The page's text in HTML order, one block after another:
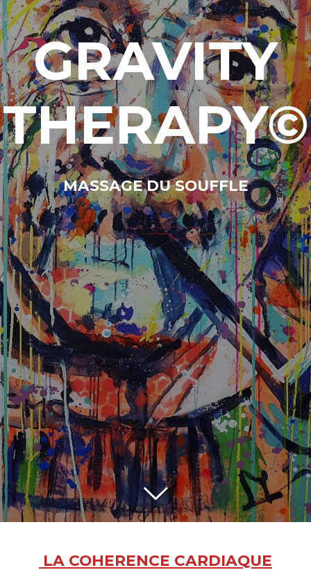
GRAVITY
THERAPY©
MASSAGE DU SOUFFLE
LA COHERENCE CARDIAQUE